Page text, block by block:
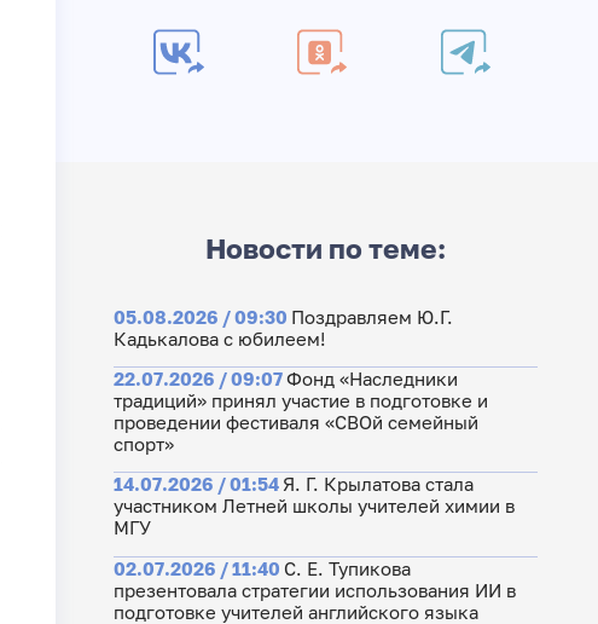
Новости по теме:
05.08.2026 / 09:30 Поздравляем Ю.Г.
Кадькалова с юбилеем!
22.07.2026 / 09:07Фонд «Наследники
традиций» принял участие в подготовке и
проведении фестиваля «СВОй семейный
спорт»
14.07.2026 / 01:54 Я. Г. Крылатова стала
участником Летней школы учителей химии в
МГУ
02.07.2026 / 11:40 С. Е. Тупикова
презентовала стратегии использования ИИ в
подготовке учителей английского языка